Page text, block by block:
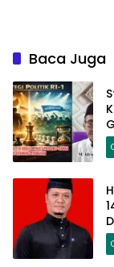
Baca Juga